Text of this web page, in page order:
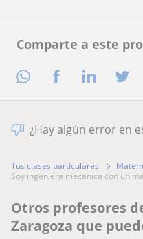
Comparte a este
¿Hay algún error en
Tus clases particulares
soy ingeniera mecánica con un
Otros profesores
Zaragoza que